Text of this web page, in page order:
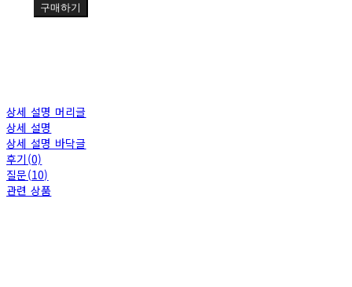
구매하기
상세 설명 머리글
상세 설명
상세 설명 바닥글
후기(0)
질문(10)
관련 상품